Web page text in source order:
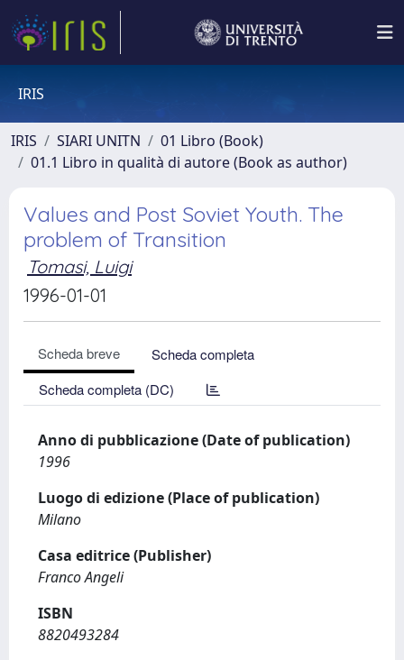
IRIS
IRIS SIARI UNITN
01 Libro (Book)
01.1 Libro in qualità di autore (Book as author)
Values and Post Soviet Youth. The
problem of Transition
Tomasi, Luigi
1996-01-01
Scheda breve
Scheda completa
Scheda completa (DC)
Anno di pubblicazione (Date of publication)
1996
Luogo di edizione (Place of publication)
Milano
Casa editrice (Publisher)
Franco Angeli
ISBN
8820493284